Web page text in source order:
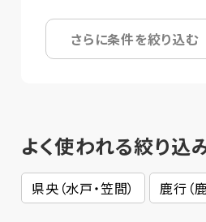
さらに条件を絞り込む
よく使われる絞り込
県央（水戸・笠間） 鹿行（